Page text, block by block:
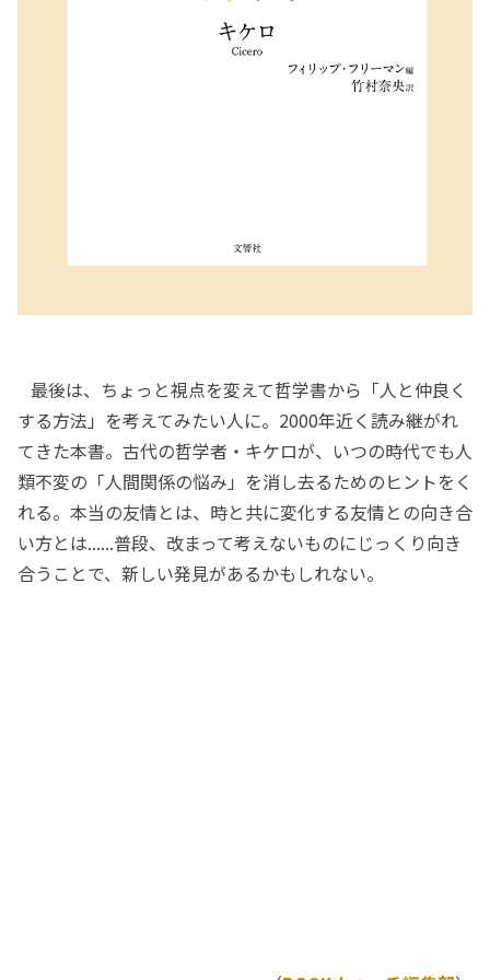
最後は、ちょっと視点を変えて哲学書から「人と仲良く
する方法」を考えてみたい人に。2000年近く読み継がれ
てきた本書。古代の哲学者・キケロが、いつの時代でも人
類不変の「人間関係の悩み」を消し去るためのヒントをく
れる。本当の友情とは、時と共に変化する友情との向き合
い方とは......普段、改まって考えないものにじっくり向き
合うことで、新しい発見があるかもしれない。